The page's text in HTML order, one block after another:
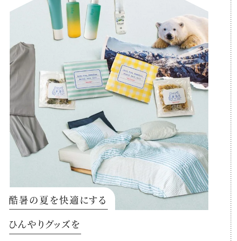
酷暑の夏を快適にする
ひんやりグッズを